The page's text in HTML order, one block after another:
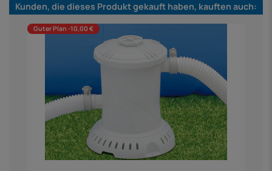
Kunden, die dieses Produkt gekauft haben, kauften auch:
Guter Plan -10,00 €